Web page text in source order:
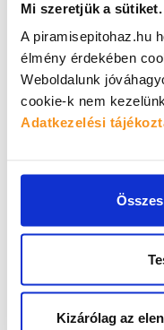
Mi szeretjük a sütiket.
A piramisepitohaz.hu
élmény érdekében
Weboldalunk
cookie-k nem
Adatkezelési
Kizárólag az
RAGASZTÓK,
FUGÁZÓK
A választás
1500-féle
testközelből. És ha